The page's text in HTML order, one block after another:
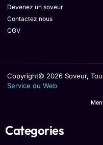
Devenez un soveur
Contactez nous
CGV
Copyright© 2026 Soveur,
Service du Web
Categories